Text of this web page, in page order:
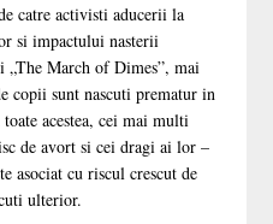
catre activisti aducerii la
si impactului nasterii
March of Dimes”, mai
copii sunt nascuti prematur in
toate acestea, cei mai multi
de avort si cei dragi ai lor –
asociat cu riscul crescut de
ulterior.